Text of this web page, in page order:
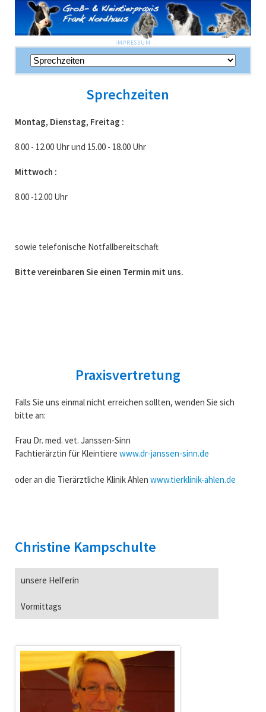
NAVIGATION
IMPRESSUM
Navigation
überspringen
Sprechzeiten
Montag, Dienstag, Freitag :
8.00 - 12.00 Uhr und 15.00 - 18.00 Uhr
Mittwoch :
8.00 -12.00 Uhr
sowie telefonische Notfallbereitschaft
Bitte vereinbaren Sie einen Termin mit uns.
Praxisvertretung
Falls Sie uns einmal nicht erreichen sollten, wenden Sie sich
bitte an:
Frau Dr. med. vet. Janssen-Sinn
Fachtierärztin für Kleintiere www.dr-janssen-sinn.de
oder an die Tierärztliche Klinik Ahlen www.tierklinik-ahlen.de
Christine Kampschulte
unsere Helferin
Vormittags